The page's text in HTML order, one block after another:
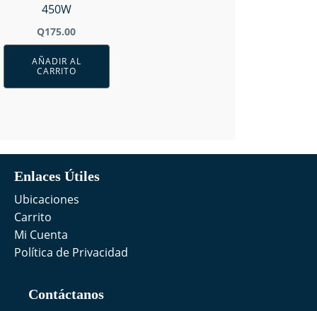
450W
Q175.00
AÑADIR AL
CARRITO
Enlaces Útiles
Ubicaciones
Carrito
Mi Cuenta
Política de Privacidad
Contáctanos